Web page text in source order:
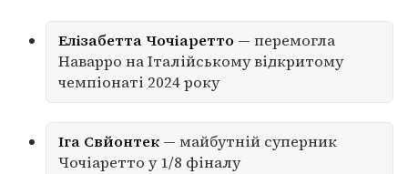
Елізабетта Чочіаретто — перемогла
Наварро на Італійському відкритому
чемпіонаті 2024 року
Іга Свйонтек— майбутній суперник
Чочіаретто у 1/8 фіналу